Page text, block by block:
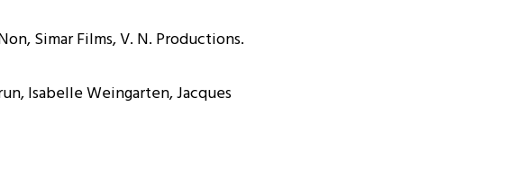
Simar Films, V. N. Productions.
Isabelle Weingarten, Jacques